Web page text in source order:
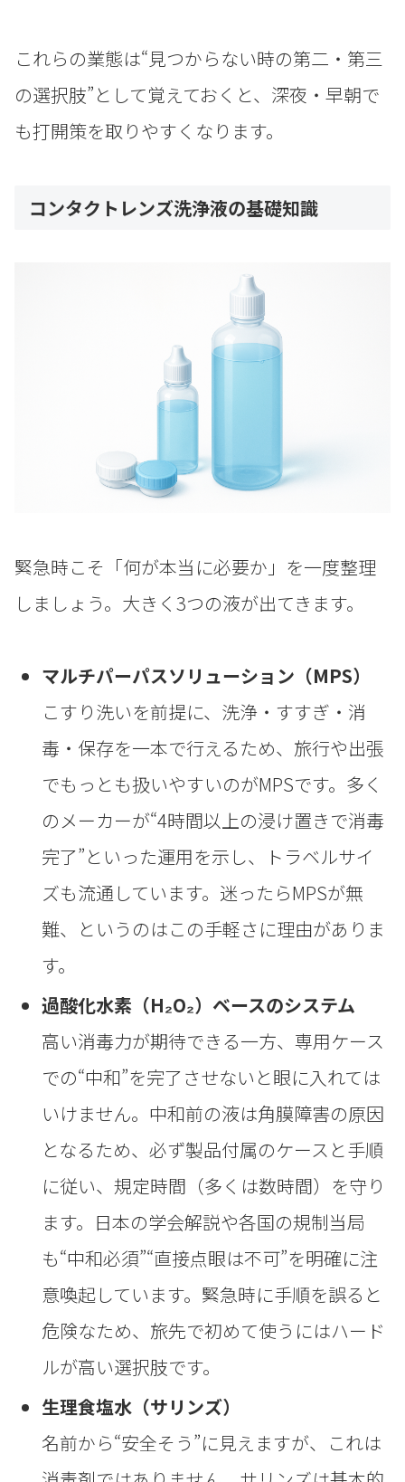
これらの業態は“見つからない時の第二・第三
の選択肢”として覚えておくと、深夜・早朝で
も打開策を取りやすくなります。
コンタクトレンズ洗浄液の基礎知識
緊急時こそ「何が本当に必要か」を一度整理
しましょう。大きく3つの液が出てきます。
マルチパーパスソリューション（MPS）
こすり洗いを前提に、洗浄・すすぎ・消
毒・保存を一本で行えるため、旅行や出張
でもっとも扱いやすいのがMPSです。多く
のメーカーが“4時間以上の浸け置きで消毒
完了”といった運用を示し、トラベルサイ
ズも流通しています。迷ったらMPSが無
難、というのはこの手軽さに理由がありま
す。
過酸化水素（H₂O₂）ベースのシステム
高い消毒力が期待できる一方、専用ケース
での“中和”を完了させないと眼に入れては
いけません。中和前の液は角膜障害の原因
となるため、必ず製品付属のケースと手順
に従い、規定時間（多くは数時間）を守り
ます。日本の学会解説や各国の規制当局
も“中和必須”“直接点眼は不可”を明確に注
意喚起しています。緊急時に手順を誤ると
危険なため、旅先で初めて使うにはハード
ルが高い選択肢です。
生理食塩水（サリンズ）
名前から“安全そう”に見えますが、これは